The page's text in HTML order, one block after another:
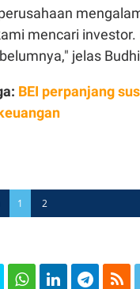
mencari
jelas
BEI perpanjang
1 2